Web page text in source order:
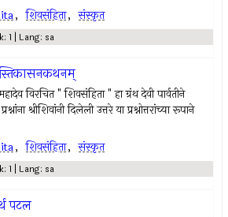
, शिवसंहिता, संस्कृत
1 | Lang: sa
विरचित " शिवसंहिता " हा ग्रंथ देवी पार्वतीने
श्रीशिवांनी दिलेली उत्तरे या प्रश्नोत्तरांच्या रूपाने
, शिवसंहिता, संस्कृत
1 | Lang: sa
पटल